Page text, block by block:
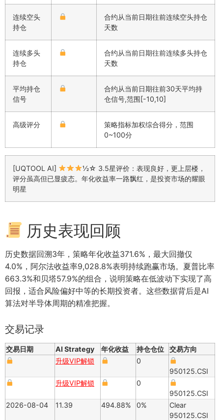
连续空头
持仓
合约从当前日期往前连续空头持仓
天数
连续多头
持仓
合约从当前日期往前连续多头持仓
天数
平均持仓
信号
合约从当前日期往前30天平均持
仓信号,范围[-10,10]
高级评分
策略指标加权综合得分，范围
0~100分
[UQTOOL AI]
½☆ 3.5星评价：表现良好，更上层楼，
评分虽高但已显疲态。年化收益率一路飘红，是投资市场的耀眼
明星
历史表现回顾
历史数据回溯3年，策略年化收益371.6%，最大回撤仅
4.0%，阿尔法收益率9,028.8%表明持续跑赢市场。夏普比率
663.3%和贝塔57.9%的组合，说明策略在低波动下实现了高
回报，适合风险偏好中等的长期投资者。这些数据背后是AI
算法对半导体周期的精准把握。
交易记录
交易日期 AI Strategy 年化收益 持仓仓位
交易方向
升级VIP解锁
0
950125.CSI
升级VIP解锁
0
950125.CSI
2026-08-04
11.39 494.88% 0%
Clear
950125.CSI